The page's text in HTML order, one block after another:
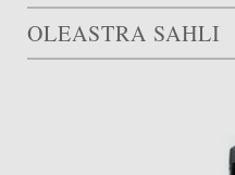
OLEASTRA SAHLI